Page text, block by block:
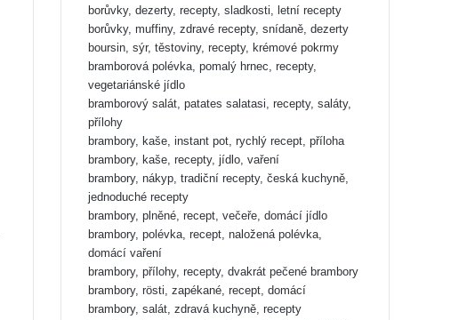
borůvky, dezerty, recepty, sladkosti, letní recepty
borůvky, muffiny, zdravé recepty, snídaně, dezerty
boursin, sýr, těstoviny, recepty, krémové pokrmy
bramborová polévka, pomalý hrnec, recepty,
vegetariánské jídlo
bramborový salát, patates salatasi, recepty, saláty,
přílohy
brambory, kaše, instant pot, rychlý recept, příloha
brambory, kaše, recepty, jídlo, vaření
brambory, nákyp, tradiční recepty, česká kuchyně,
jednoduché recepty
brambory, plněné, recept, večeře, domácí jídlo
brambory, polévka, recept, naložená polévka,
domácí vaření
brambory, přílohy, recepty, dvakrát pečené brambory
brambory, rösti, zapékané, recept, domácí
brambory, salát, zdravá kuchyně, recepty